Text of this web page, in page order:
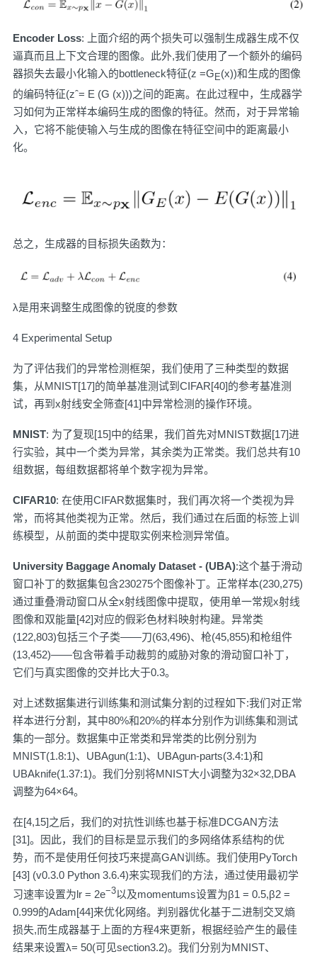
Encoder Loss: 上面介绍的两个损失可以强制生成器生成不仅
逼真而且上下文合理的图像。此外,我们使用了一个额外的编码
器损失去最小化输入的bottleneck特征(z =G E(x))和生成的图像
的编码特征(zˆ= E (G (x)))之间的距离。在此过程中，生成器学
习如何为正常样本编码生成的图像的特征。然而，对于异常输
入，它将不能使输入与生成的图像在特征空间中的距离最小
化。
总之，生成器的目标损失函数为：
λ是用来调整生成图像的锐度的参数
4 Experimental Setup
为了评估我们的异常检测框架，我们使用了三种类型的数据
集，从MNIST[17]的简单基准测试到CIFAR[40]的参考基准测
试，再到x射线安全筛查[41]中异常检测的操作环境。
MNIST: 为了复现[15]中的结果，我们首先对MNIST数据[17]进
行实验，其中一个类为异常，其余类为正常类。我们总共有10
组数据，每组数据都将单个数字视为异常。
CIFAR10: 在使用CIFAR数据集时，我们再次将一个类视为异
常，而将其他类视为正常。然后，我们通过在后面的标签上训
练模型，从前面的类中提取实例来检测异常值。
University Baggage Anomaly Dataset - (UBA):这个基于滑动
窗口补丁的数据集包含230275个图像补丁。正常样本(230,275)
通过重叠滑动窗口从全x射线图像中提取，使用单一常规x射线
图像和双能量[42]对应的假彩色材料映射构建。异常类
(122,803)包括三个子类——刀(63,496)、枪(45,855)和枪组件
(13,452)——包含带着手动裁剪的威胁对象的滑动窗口补丁，
它们与真实图像的交并比大于0.3。
对上述数据集进行训练集和测试集分割的过程如下:我们对正常
样本进行分割，其中80%和20%的样本分别作为训练集和测试
集的一部分。数据集中正常类和异常类的比例分别为
MNIST(1.8:1)、UBAgun(1:1)、UBAgun-parts(3.4:1)和
UBAknife(1.37:1)。我们分别将MNIST大小调整为32×32,DBA
调整为64×64。
在[4,15]之后，我们的对抗性训练也基于标准DCGAN方法
[31]。因此，我们的目标是显示我们的多网络体系结构的优
势，而不是使用任何技巧来提高GAN训练。我们使用PyTorch
[43] (v0.3.0 Python 3.6.4)来实现我们的方法，通过使用最初学
习速率设置为lr = 2e−3以及momentums设置为β1 = 0.5,β2 =
0.999的Adam[44]来优化网络。判别器优化基于二进制交叉熵
损失,而生成器基于上面的方程4来更新，根据经验产生的最佳
结果来设置λ= 50(可见section3.2)。我们分别为MNIST、